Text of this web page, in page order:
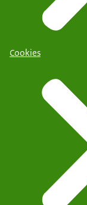
Cookies